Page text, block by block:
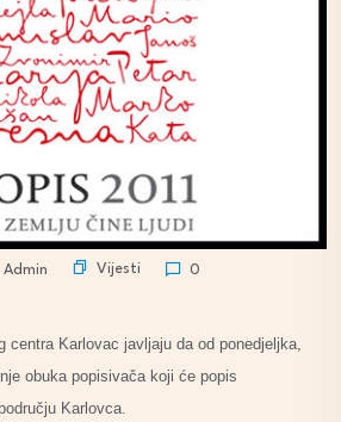
Admin Vijesti 0
centra Karlovac javljaju da od ponedjeljka,
obuka popisivača koji će popis
Karlovca.